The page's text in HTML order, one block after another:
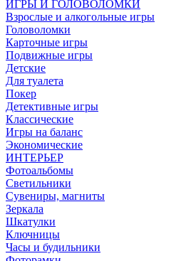
ИГРЫ И ГОЛОВОЛОМКИ
Взрослые и алкогольные игры
Головоломки
Карточные игры
Подвижные игры
Детские
Для туалета
Покер
Детективные игры
Классические
Игры на баланс
Экономические
ИНТЕРЬЕР
Фотоальбомы
Светильники
Сувениры, магниты
Зеркала
Шкатулки
Ключницы
Часы и будильники